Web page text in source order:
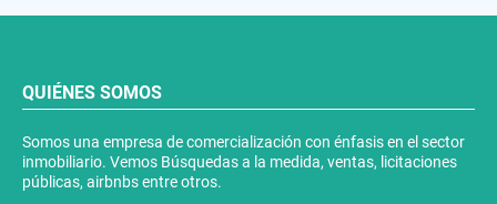
QUIÉNES SOMOS
Somos una empresa de comercialización con énfasis en el sector
inmobiliario. Vemos Búsquedas a la medida, ventas, licitaciones
públicas, airbnbs entre otros.